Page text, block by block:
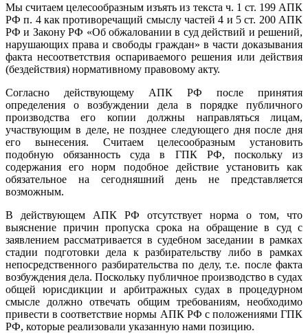
Мы считаем целесообразным изъять из текста ч. 1 ст. 199 АПК
РФ п. 4 как противоречащий смыслу частей 4 и 5 ст. 200 АПК
РФ и Закону РФ «Об обжаловании в суд действий и решений,
нарушающих права и свободы граждан» в части доказывания
факта несоответствия оспариваемого решения или действия
(бездействия) нормативному правовому акту.
Согласно действующему АПК РФ после принятия
определения о возбуждении дела в порядке публичного
производства его копии должны направляться лицам,
участвующим в деле, не позднее следующего дня после дня
его вынесения. Считаем целесообразным установить
подобную обязанность суда в ГПК РФ, поскольку из
содержания его норм подобное действие установить как
обязательное на сегодняшний день не представляется
возможным.
В действующем АПК РФ отсутствует норма о том, что
выяснение причин пропуска срока на обращение в суд с
заявлением рассматривается в судебном заседании в рамках
стадии подготовки дела к разбирательству либо в рамках
непосредственного разбирательства по делу, т.е. после факта
возбуждения дела. Поскольку публичное производство в судах
общей юрисдикции и арбитражных судах в процедурном
смысле должно отвечать общим требованиям, необходимо
привести в соответствие нормы АПК РФ с положениями ГПК
РФ, которые реализовали указанную нами позицию.